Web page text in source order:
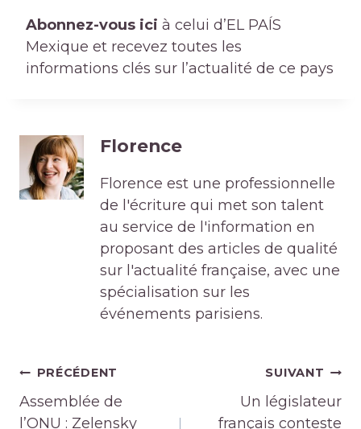
Abonnez-vous ici à celui d’EL PAÍS
Mexique et recevez toutes les
informations clés sur l’actualité de ce pays
Florence
Florence est une professionnelle
de l'écriture qui met son talent
au service de l'information en
proposant des articles de qualité
sur l'actualité française, avec une
spécialisation sur les
événements parisiens.
Navigation
de
PRÉCÉDENT
Assemblée de
l’ONU : Zelensky
SUIVANT
Un législateur
français conteste